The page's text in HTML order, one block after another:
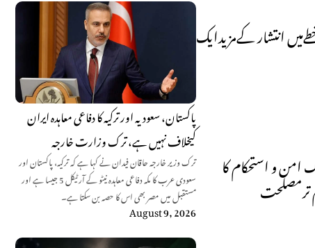
پاکستان، سعودیہ اور ترکیہ کا دفاعی معاہدہ ایران
کیخلاف نہیں ہے، ترک وزارت خارجہ
ترک وزیر خارجہ حاقان فیدان نے کہا ہے کہ ترکیہ، پاکستان اور
سعودی عرب کا مکہ دفاعی معاہدہ نیٹو کے آرٹیکل 5 جیسا ہے اور
مستقبل میں مصر بھی اس کا حصہ بن سکتا ہے۔
August 9, 2026
انتشار کےمزیدایک
امن و استحکام کا
ترمصلحت